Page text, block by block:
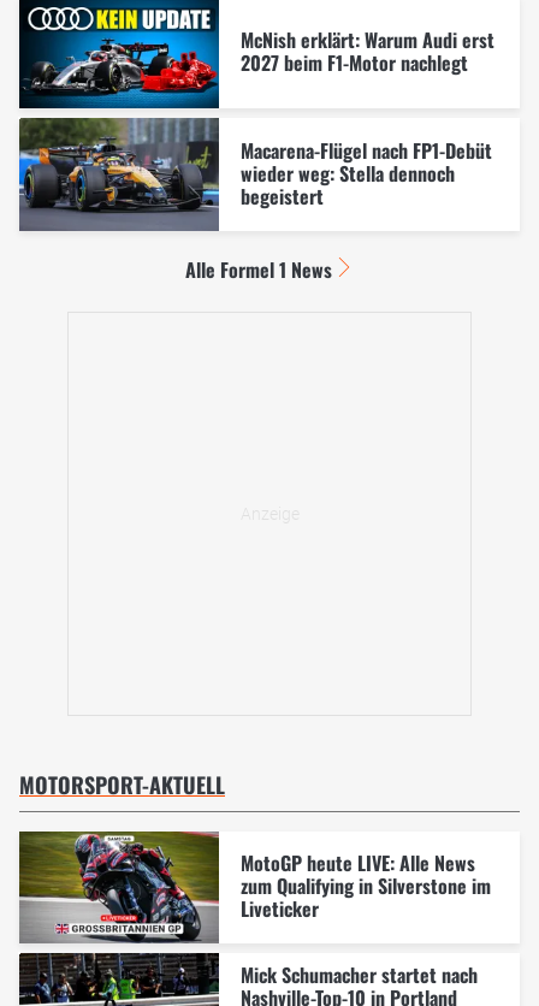
McNish erklärt: Warum Audi erst
2027 beim F1-Motor nachlegt
Macarena-Flügel nach FP1-Debüt
wieder weg: Stella dennoch
begeistert
Alle Formel 1 News
MOTORSPORT-AKTUELL
MotoGP heute LIVE: Alle News
zum Qualifying in Silverstone im
Liveticker
Mick Schumacher startet nach
Nashville-Top-10 in Portland